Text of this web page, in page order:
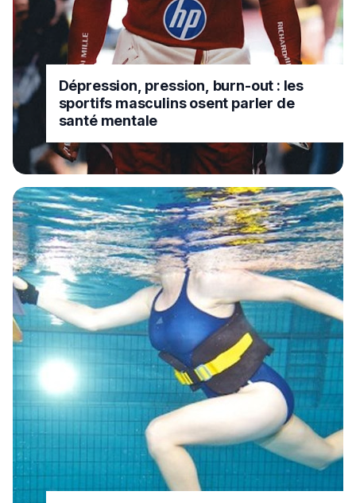
Dépression, pression, burn-out : les
sportifs masculins osent parler de
santé mentale